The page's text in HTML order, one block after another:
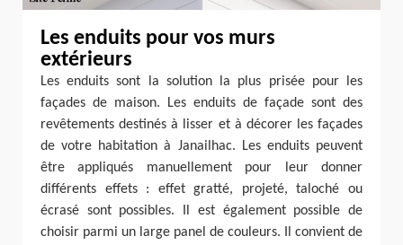
Les enduits pour vos murs
extérieurs
Les enduits sont la solution la plus prisée pour les
façades de maison. Les enduits de façade sont des
revêtements destinés à lisser et à décorer les façades
de votre habitation à Janailhac. Les enduits peuvent
être appliqués manuellement pour leur donner
différents effets : effet gratté, projeté, taloché ou
écrasé sont possibles. Il est également possible de
choisir parmi un large panel de couleurs. Il convient de